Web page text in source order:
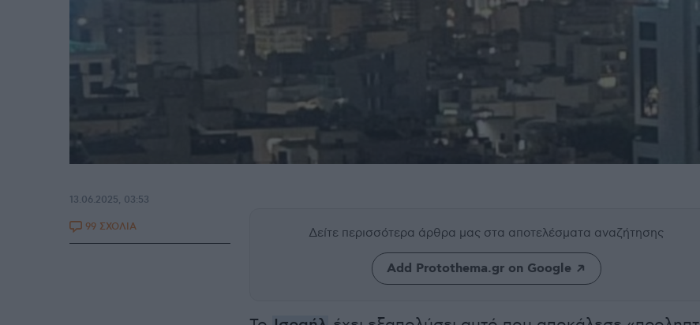
Δείτε περισσότερα άρθρα μας στα αποτελέσματα αναζήτησης
Add Protothema.gr on Google
13.06.2025, 03:53
99 ΣΧΟΛΙΑ